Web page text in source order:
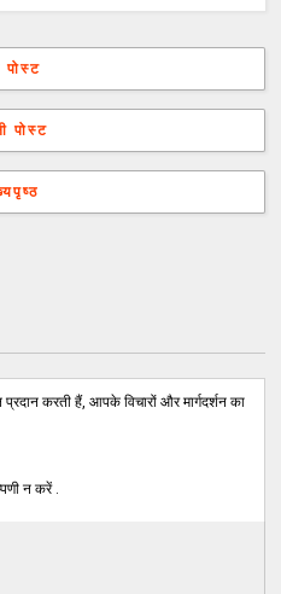
पोस्ट
पोस्ट
करती हैं, आपके विचारों और मार्गदर्शन का
न करें .